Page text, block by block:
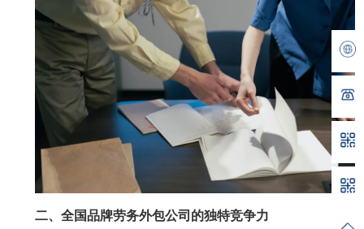
二、全国品牌劳务外包公司的独特竞争力